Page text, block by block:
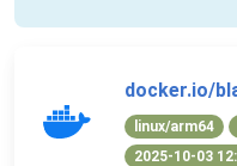
docker.io/
linux/arm64
2025-10-03